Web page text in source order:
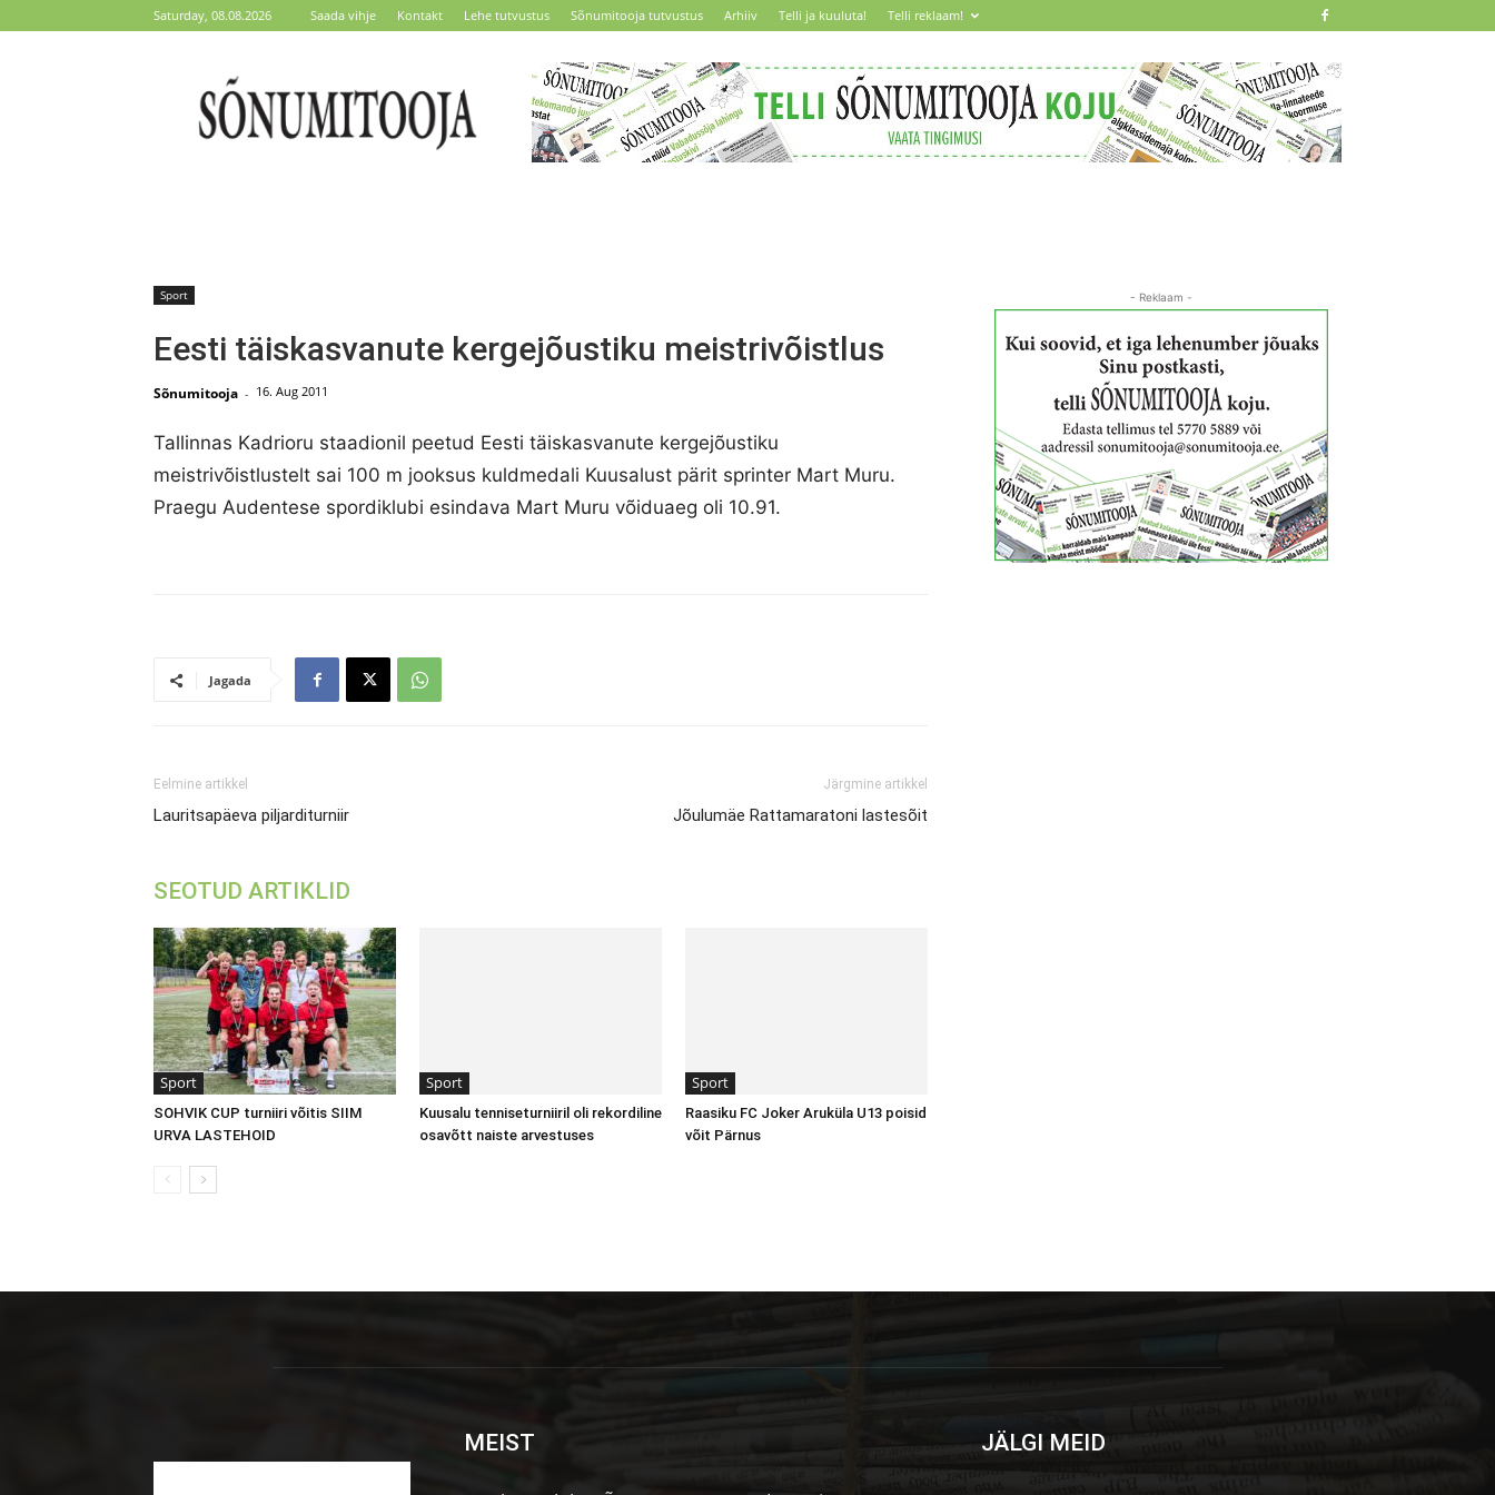
Saturday, 08.08.2026 Saada vihje Kontakt Lehe tutvustus Sõnumitooja tutvustus Arhiiv Telli ja kuuluta! Telli reklaam!
Sport
Eesti täiskasvanute kergejõustiku meistrivõistlus
Sõnumitooja - 16. Aug 2011
Tallinnas Kadrioru staadionil peetud Eesti täiskasvanute kergejõustiku
meistrivõistlustelt sai 100 m jooksus kuldmedali Kuusalust pärit sprinter Mart Muru.
Praegu Audentese spordiklubi esindava Mart Muru võiduaeg oli 10.91.
Jagada
Eelmine artikkel
Lauritsapäeva piljarditurniir
Järgmine artikkel
Jõulumäe Rattamaratoni lastesõit
SEOTUD ARTIKLID
Sport
SOHVIK CUP turniiri võitis SIIM
URVA LASTEHOID
Sport
Kuusalu tenniseturniiril oli rekordiline
osavõtt naiste arvestuses
Sport
Raasiku FC Joker Aruküla U13 poisid
võit Pärnus
- Reklaam -
MEIST JÄLGI MEID